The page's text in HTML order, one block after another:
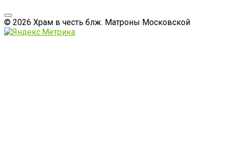
© 2026 Храм в честь блж. Матроны Московской